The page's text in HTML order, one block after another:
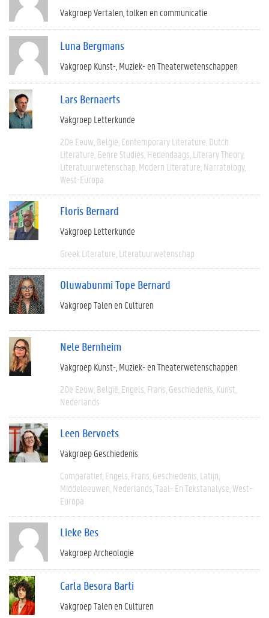
Vakgroep Vertalen, tolken en communicatie
Luna Bergmans
Vakgroep Kunst-, Muziek- en Theaterwetenschappen
Lars Bernaerts
Vakgroep Letterkunde
20e Eeuw België Contemporary Literature Dutch
Literature Genre Studies Hedendaags Literary Theory
Literatuurwetenschap Modern Literature Narratology
West-Europa
Floris Bernard
Vakgroep Letterkunde
Greek Literature Literatuurwetenschap
Oluwabunmi Tope Bernard
Vakgroep Talen en Culturen
Nele Bernheim
Vakgroep Kunst-, Muziek- en Theaterwetenschappen
20e Eeuw België Engels Frans Geschiedenis Kunst
Nederlands
Leen Bervoets
Vakgroep Geschiedenis
Comparatief Engels Frans Geschiedenis Latijn
Middeleeuwen Nederlands Taal- En Tekstanalyse West-
Europa
Lieke Bes
Vakgroep Archeologie
Carla Besora Barti
Vakgroep Talen en Culturen